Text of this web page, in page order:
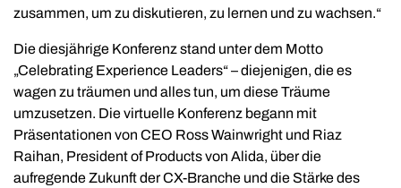
zusammen, um zu diskutieren, zu lernen und zu wachsen.“
Die diesjährige Konferenz stand unter dem Motto
„Celebrating Experience Leaders“ – diejenigen, die es
wagen zu träumen und alles tun, um diese Träume
umzusetzen. Die virtuelle Konferenz begann mit
Präsentationen von CEO Ross Wainwright und Riaz
Raihan, President of Products von Alida, über die
aufregende Zukunft der CX-Branche und die Stärke des